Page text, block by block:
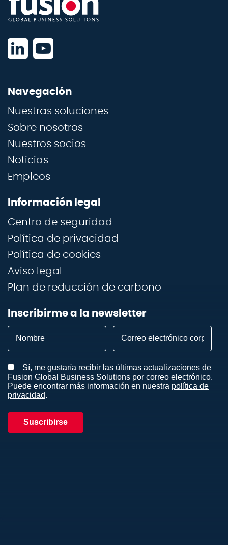
Navegación
Nuestras soluciones
Sobre nosotros
Nuestros socios
Noticias
Empleos
Información legal
Centro de seguridad
Política de privacidad
Política de cookies
Aviso legal
Plan de reducción de carbono
Inscribirme a la newsletter